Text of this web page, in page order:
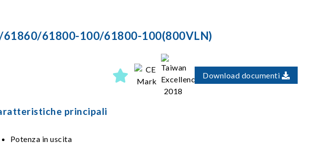
61800-100/61800-100(800VLN)
Download documenti
principali
Potenza in uscita